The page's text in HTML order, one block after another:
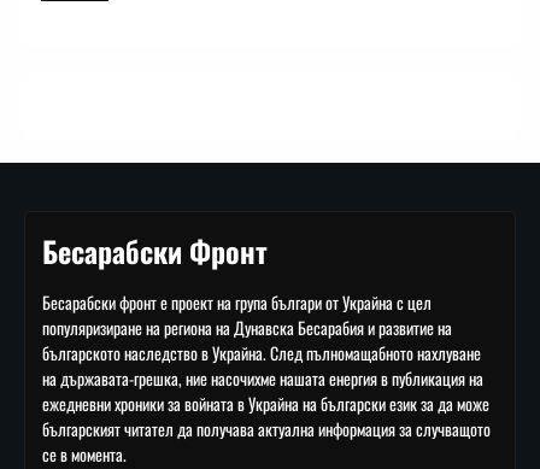
Бесарабски Фронт
Бесарабски фронт е проект на група българи от Украйна с цел
популяризиране на региона на Дунавска Бесарабия и развитие на
българското наследство в Украйна. След пълномащабното нахлуване
на държавата-грешка, ние насочихме нашата енергия в публикация на
ежедневни хроники за войната в Украйна на български език за да може
българският читател да получава актуална информация за случващото
се в момента.